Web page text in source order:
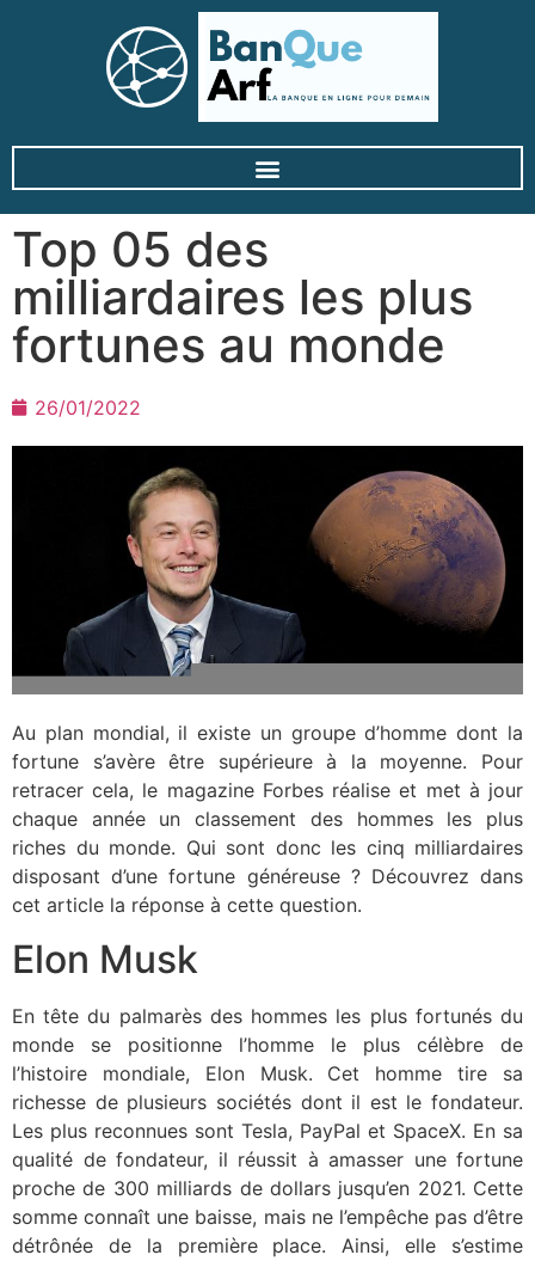
Top 05 des
milliardaires les plus
fortunes au monde
26/01/2022
Au plan mondial, il existe un groupe d’homme dont la
fortune s’avère être supérieure à la moyenne. Pour
retracer cela, le magazine Forbes réalise et met à jour
chaque année un classement des hommes les plus
riches du monde. Qui sont donc les cinq milliardaires
disposant d’une fortune généreuse ? Découvrez dans
cet article la réponse à cette question.
Elon Musk
En tête du palmarès des hommes les plus fortunés du
monde se positionne l’homme le plus célèbre de
l’histoire mondiale, Elon Musk. Cet homme tire sa
richesse de plusieurs sociétés dont il est le fondateur.
Les plus reconnues sont Tesla, PayPal et SpaceX. En sa
qualité de fondateur, il réussit à amasser une fortune
proche de 300 milliards de dollars jusqu’en 2021. Cette
somme connaît une baisse, mais ne l’empêche pas d’être
détrônée de la première place. Ainsi, elle s’estime